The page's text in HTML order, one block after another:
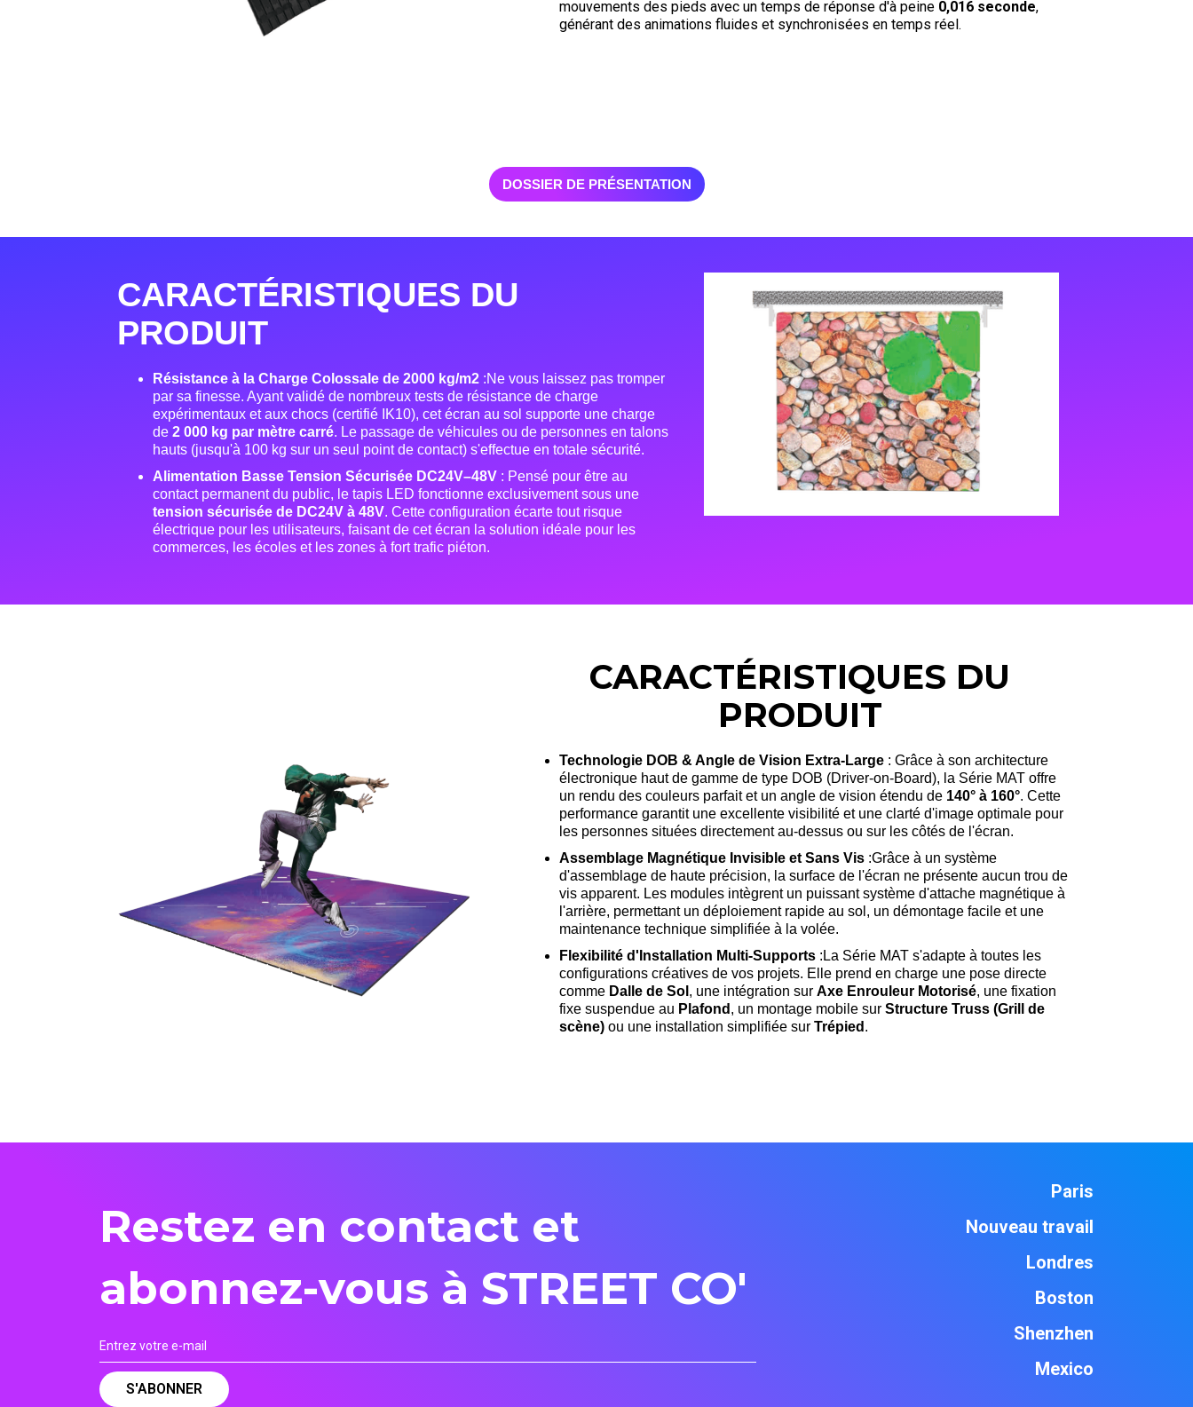
mouvements des pieds avec un temps de réponse d'à peine 0,016 seconde,
générant des animations fluides et synchronisées en temps réel.
DOSSIER DE PRÉSENTATION
CARACTÉRISTIQUES DU
PRODUIT
Résistance à la Charge Colossale de 2000 kg/m2 :Ne vous laissez pas tromper
par sa finesse. Ayant validé de nombreux tests de résistance de charge
expérimentaux et aux chocs (certifié IK10), cet écran au sol supporte une charge
de 2 000 kg par mètre carré. Le passage de véhicules ou de personnes en talons
hauts (jusqu'à 100 kg sur un seul point de contact) s'effectue en totale sécurité.
Alimentation Basse Tension Sécurisée DC24V–48V : Pensé pour être au
contact permanent du public, le tapis LED fonctionne exclusivement sous une
tension sécurisée de DC24V à 48V. Cette configuration écarte tout risque
électrique pour les utilisateurs, faisant de cet écran la solution idéale pour les
commerces, les écoles et les zones à fort trafic piéton.
CARACTÉRISTIQUES DU
PRODUIT
Technologie DOB & Angle de Vision Extra-Large : Grâce à son architecture
électronique haut de gamme de type DOB (Driver-on-Board), la Série MAT offre
un rendu des couleurs parfait et un angle de vision étendu de 140° à 160°. Cette
performance garantit une excellente visibilité et une clarté d'image optimale pour
les personnes situées directement au-dessus ou sur les côtés de l'écran.
Assemblage Magnétique Invisible et Sans Vis :Grâce à un système
d'assemblage de haute précision, la surface de l'écran ne présente aucun trou de
vis apparent. Les modules intègrent un puissant système d'attache magnétique à
l'arrière, permettant un déploiement rapide au sol, un démontage facile et une
maintenance technique simplifiée à la volée.
Flexibilité d'Installation Multi-Supports :La Série MAT s'adapte à toutes les
configurations créatives de vos projets. Elle prend en charge une pose directe
comme Dalle de Sol , une intégration surAxe Enrouleur Motorisé, une fixation
fixe suspendue au Plafond , un montage mobile surStructure Truss (Grill de
scène) ou une installation simplifiée surTrépied .
Restez en contact et
abonnez-vous à STREET CO'
Paris
Nouveau travail
Londres
Boston
Shenzhen
Mexico